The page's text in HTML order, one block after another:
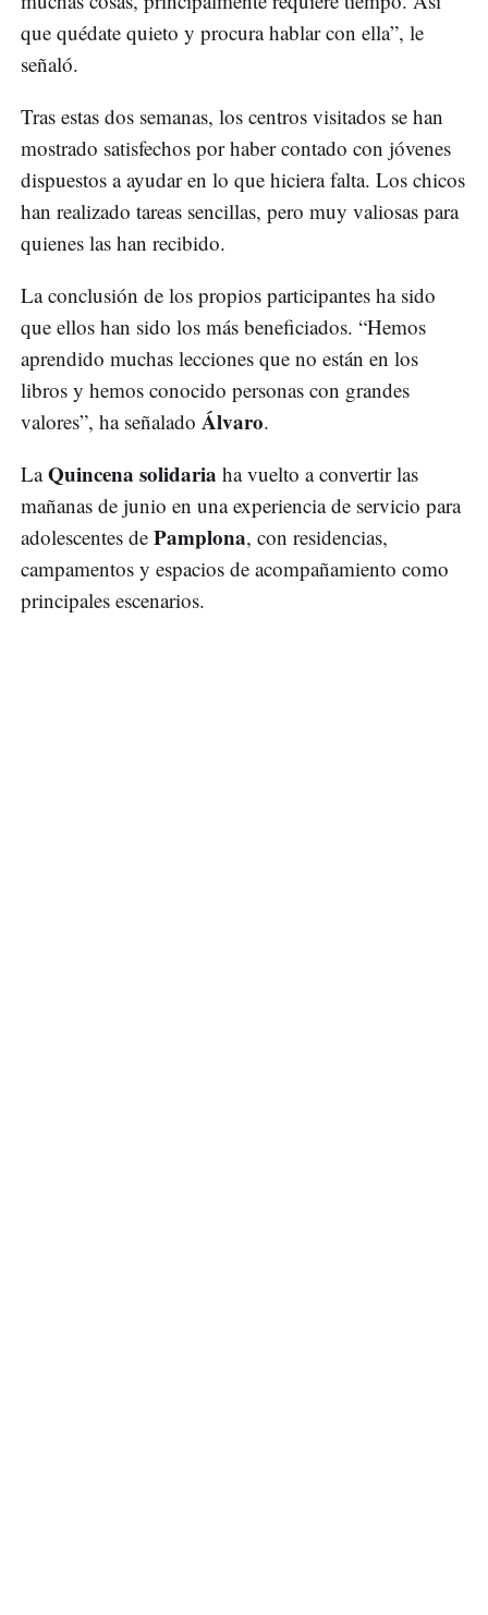
que quédate quieto y procura hablar con ella”, le
señaló.
Tras estas dos semanas, los centros visitados se han
mostrado satisfechos por haber contado con jóvenes
dispuestos a ayudar en lo que hiciera falta. Los chicos
han realizado tareas sencillas, pero muy valiosas para
quienes las han recibido.
La conclusión de los propios participantes ha sido
que ellos han sido los más beneficiados. “Hemos
aprendido muchas lecciones que no están en los
libros y hemos conocido personas con grandes
valores”, ha señalado Álvaro.
LaQuincena solidaria ha vuelto a convertir las
mañanas de junio en una experiencia de servicio para
adolescentes de Pamplona, con residencias,
campamentos y espacios de acompañamiento como
principales escenarios.